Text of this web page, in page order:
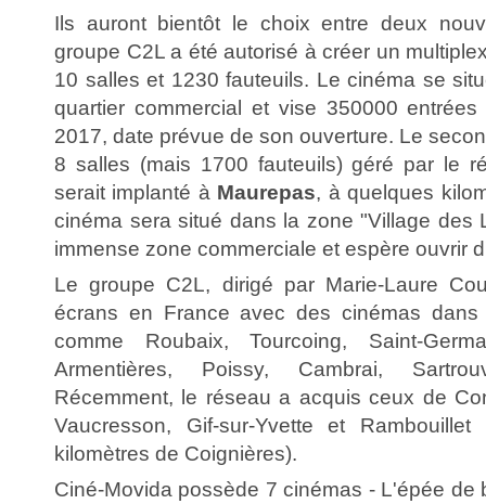
Ils auront bientôt le choix entre deux
groupe C2L a été autorisé à créer un
10 salles et 1230 fauteuils. Le cinéma se
quartier commercial et vise 350000
2017, date prévue de son ouverture. Le
8 salles (mais 1700 fauteuils) géré par le
serait implanté à Maurepas, à quelques
cinéma sera situé dans la zone "Village des
immense zone commerciale et espère ouvrir
Le groupe C2L, dirigé par Marie-Laure
écrans en France avec des cinémas
comme Roubaix, Tourcoing, Saint-
Armentières, Poissy, Cambrai,
Récemment, le réseau a acquis ceux de
Vaucresson, Gif-sur-Yvette et
kilomètres de Coignières).
Ciné-Movida possède 7 cinémas - L'épée de